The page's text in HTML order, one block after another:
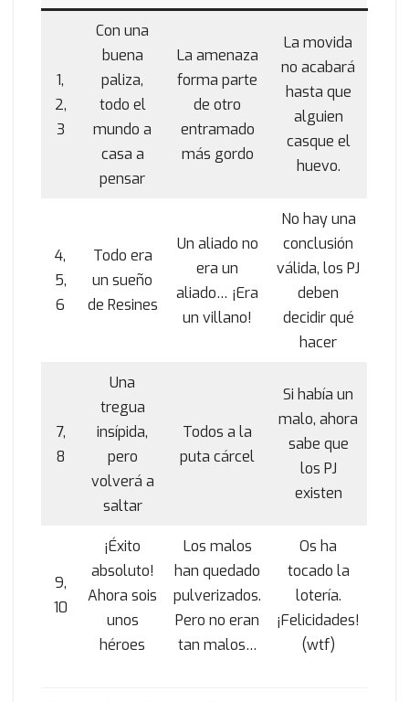
1,
2,
3
Con una
buena
paliza,
todo el
mundo a
casa a
pensar
La amenaza
forma parte
de otro
entramado
más gordo
La movida
no acabará
hasta que
alguien
casque el
huevo.
4,
5,
6
Todo era
un sueño
de Resines
Un aliado no
era un
aliado… ¡Era
un villano!
No hay una
conclusión
válida, los PJ
deben
decidir qué
hacer
7,
8
Una
tregua
insípida,
pero
volverá a
saltar
Todos a la
puta cárcel
Si había un
malo, ahora
sabe que
los PJ
existen
9,
10
¡Éxito
absoluto!
Ahora sois
unos
héroes
Los malos
han quedado
pulverizados.
Pero no eran
tan malos…
Os ha
tocado la
lotería.
¡Felicidades!
(wtf)